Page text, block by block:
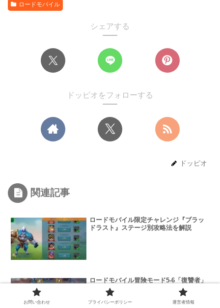
ロードモバイル
シェアする
ドッピオをフォローする
ドッピオ
関連記事
ロードモバイル限定チャレンジ『ブラッ
ドラスト』ステージ別攻略法を解説
ロードモバイル冒険モード5-6「復讐者」
チャレンジの攻略法を解説
お問い合わせ プライバシーポリシー 運営者情報